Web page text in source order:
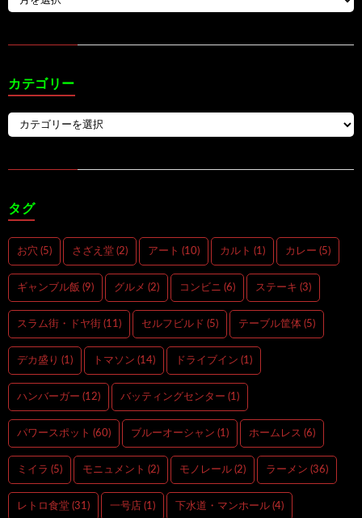
カテゴリー
タグ
お穴 (5) さざえ堂 (2) アート (10) カルト (1) カレー (5)
ギャンブル飯 (9) グルメ (2) コンビニ (6) ステーキ (3)
スラム街・ドヤ街 (11) セルフビルド (5) テーブル筐体 (5)
デカ盛り (1) トマソン (14) ドライブイン (1)
ハンバーガー (12) バッティングセンター (1)
パワースポット (60) ブルーオーシャン (1) ホームレス (6)
ミイラ (5) モニュメント (2) モノレール (2) ラーメン (36)
レトロ食堂 (31) 一号店 (1) 下水道・マンホール (4)